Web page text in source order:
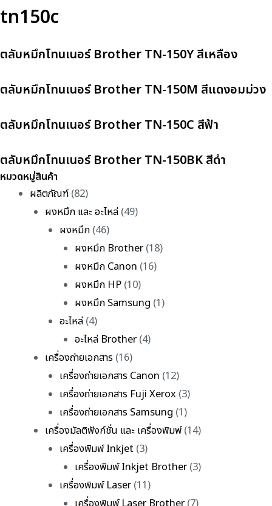
tn150c
ตลับหมึกโทนเนอร์ Brother TN-150Y สีเหลือง
ตลับหมึกโทนเนอร์ Brother TN-150M สีแดงอมม่วง
ตลับหมึกโทนเนอร์ Brother TN-150C สีฟ้า
ตลับหมึกโทนเนอร์ Brother TN-150BK สีดำ
หมวดหมู่สินค้า
ผลิตภัณฑ์ (82)
ผงหมึก และ อะไหล่(49)
ผงหมึก (46)
ผงหมึก Brother(18)
ผงหมึก Canon (16)
ผงหมึก HP (10)
ผงหมึก Samsung (1)
อะไหล่ (4)
อะไหล่ Brother(4)
เครื่องถ่ายเอกสาร (16)
เครื่องถ่ายเอกสาร Canon (12)
เครื่องถ่ายเอกสาร Fuji Xerox (3)
เครื่องถ่ายเอกสาร Samsung (1)
เครื่องมัลติฟังก์ชั่น และ เครื่องพิมพ์(14)
เครื่องพิมพ์ Inkjet (3)
เครื่องพิมพ์ Inkjet Brother(3)
เครื่องพิมพ์ Laser(11)